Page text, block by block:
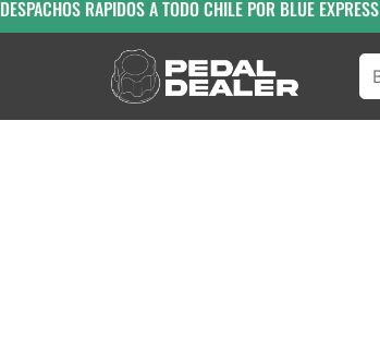
DESPACHOS RAPIDOS A TODO CHILE POR BLUE EXPRESS